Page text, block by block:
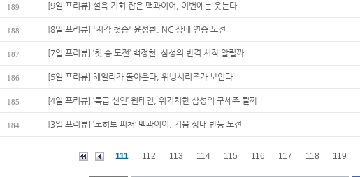
189 [9일 프리뷰] 설욕 기회 잡은 맥과이어, 이번에는 웃는다
188 [8일 프리뷰] '지각 첫승' 윤성환, NC 상대 연승 도전
187 [7일 프리뷰] ‘첫 승 도전’ 백정현, 삼성의 반격 시작 알릴까
186 [5일 프리뷰] 헤일리가 돌아온다, 위닝시리즈가 보인다
185 [4일 프리뷰] ‘특급 신인’ 원태인, 위기처한 삼성의 구세주 될까
184 [3일 프리뷰] ‘노히트 피처’ 맥과이어, 키움 상대 반등 도전
111 112 113 114 115 116 117 118 119